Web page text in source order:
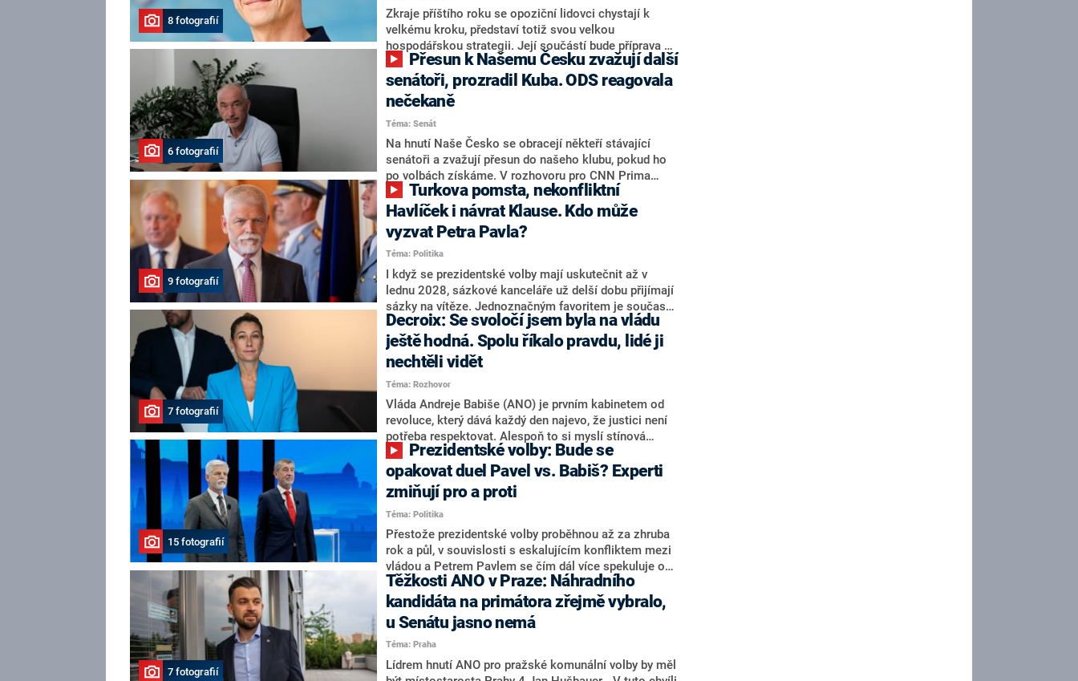
8 fotografií
Zkraje příštího roku se opoziční lidovci chystají k
velkému kroku, představí totiž svou velkou
hospodářskou strategii. Její součástí bude příprava na
stárnutí populace, řekl ve středu na setkání s novináři
nový předseda lidovců Jan Grolich. Ten zároveň v
senátních volbách kandiduje ve Vyškově. Popsal i
aktivitu opozice, o níž vládní strany nebo političtí
komentátoři mluví jako o slabé a v defenzivě. „Je to
úmorná práce upozorňovat na chyby vlády. Ministři s
námi navíc nechodí do debat. Chceme ale ukazovat
svoje témata,“ odpověděl Grolich na dotaz CNN Prima
NEWS.
6 fotografií
senátoři, prozradil Kuba. ODS reagovala
nečekaně
Téma: Senát
Na hnutí Naše Česko se obracejí někteří stávající
senátoři a zvažují přesun do našeho klubu, pokud ho
po volbách získáme. V rozhovoru pro CNN Prima
NEWS to řekl zakladatel hnutí a jihočeský hejtman
Martin Kuba. Konkrétní nebyl, ale získat by takto mohl
například senátora Zdeňka Hrabu, který je dnes
součástí klubu ODS a TOP 09. Hraba to na dotaz
redakce nevyloučil. Předseda klubu senátorů ODS
Zdeněk Nytra redakci řekl, že počítá s odchodem
některých senátorů z klubu a že Naše Česko není
nepřítel, ale soupeř.
9 fotografií
Havlíček i návrat Klause. Kdo může
vyzvat Petra Pavla?
Téma: Politika
I když se prezidentské volby mají uskutečnit až v
lednu 2028, sázkové kanceláře už delší dobu přijímají
sázky na vítěze. Jednoznačným favoritem je současná
hlava státu Petr Pavel. Daleko za ním pak bookmakeři
zmiňují dva výrazné politiky ANO, tedy premiéra
Andreje Babiše a ministra průmyslu Karla Havlíčka.
Oblíbeným tipem samotných sázkařů je poslanec za
Motoristy Filip Turek. Politolog Jan Kubáček nicméně
o případné kandidatuře kohokoliv ze zmíněné trojice
značně pochybuje. Podle něj současná koalice dosud
nemá osobu, která by Pavlovi mohla konkurovat.
7 fotografií
Decroix: Se svoločí jsem byla na vládu
ještě hodná. Spolu říkalo pravdu, lidé ji
nechtěli vidět
Téma: Rozhovor
Vláda Andreje Babiše (ANO) je prvním kabinetem od
revoluce, který dává každý den najevo, že justici není
potřeba respektovat. Alespoň to si myslí stínová
ministryně spravedlnosti ODS Eva Decroix. V
rozhovoru pro CNN Prima NEWS si nebrala servítky
ohledně politického výkonu svého nástupce Jeronýma
Tejce (za ANO) či vládní zmocněnkyně pro lidská
práva Taťány Malé (ANO). Označením „svoloč“ na
adresu vlády prý byla ještě hodná. Decroix se také
vrátila k volební porážce koalice Spolu či promluvila o
hnutí Naše Česko Martina Kuby.
15 fotografií
opakovat duel Pavel vs. Babiš? Experti
zmiňují pro a proti
Téma: Politika
Přestože prezidentské volby proběhnou až za zhruba
rok a půl, v souvislosti s eskalujícím konfliktem mezi
vládou a Petrem Pavlem se čím dál více spekuluje o
tom, koho by do bitvy o Hrad mohla vyslat současná
koalice. Někteří političtí komentátoři znovu vytahují
jméno premiéra Andreje Babiše (ANO). Jak moc je
pravděpodobné, že se v prezidentských volbách 2028
bude znovu opakovat souboj z roku 2023?
7 fotografií
Těžkosti ANO v Praze: Náhradního
kandidáta na primátora zřejmě vybralo,
u Senátu jasno nemá
Téma: Praha
Lídrem hnutí ANO pro pražské komunální volby by měl